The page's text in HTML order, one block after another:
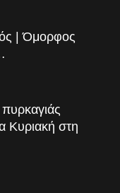
| Όμορφος
Κυριακή στη